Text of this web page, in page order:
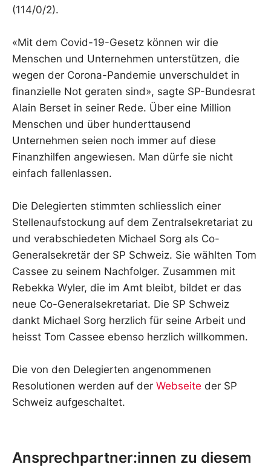
(114/0/2).
«Mit dem Covid-19-Gesetz können wir die
Menschen und Unternehmen unterstützen, die
wegen der Corona-Pandemie unverschuldet in
finanzielle Not geraten sind», sagte SP-Bundesrat
Alain Berset in seiner Rede. Über eine Million
Menschen und über hunderttausend
Unternehmen seien noch immer auf diese
Finanzhilfen angewiesen. Man dürfe sie nicht
einfach fallenlassen.
Die Delegierten stimmten schliesslich einer
Stellenaufstockung auf dem Zentralsekretariat zu
und verabschiedeten Michael Sorg als Co-
Generalsekretär der SP Schweiz. Sie wählten Tom
Cassee zu seinem Nachfolger. Zusammen mit
Rebekka Wyler, die im Amt bleibt, bildet er das
neue Co-Generalsekretariat. Die SP Schweiz
dankt Michael Sorg herzlich für seine Arbeit und
heisst Tom Cassee ebenso herzlich willkommen.
Die von den Delegierten angenommenen
Resolutionen werden auf der Webseite der SP
Schweiz aufgeschaltet.
Ansprechpartner:innen zu diesem